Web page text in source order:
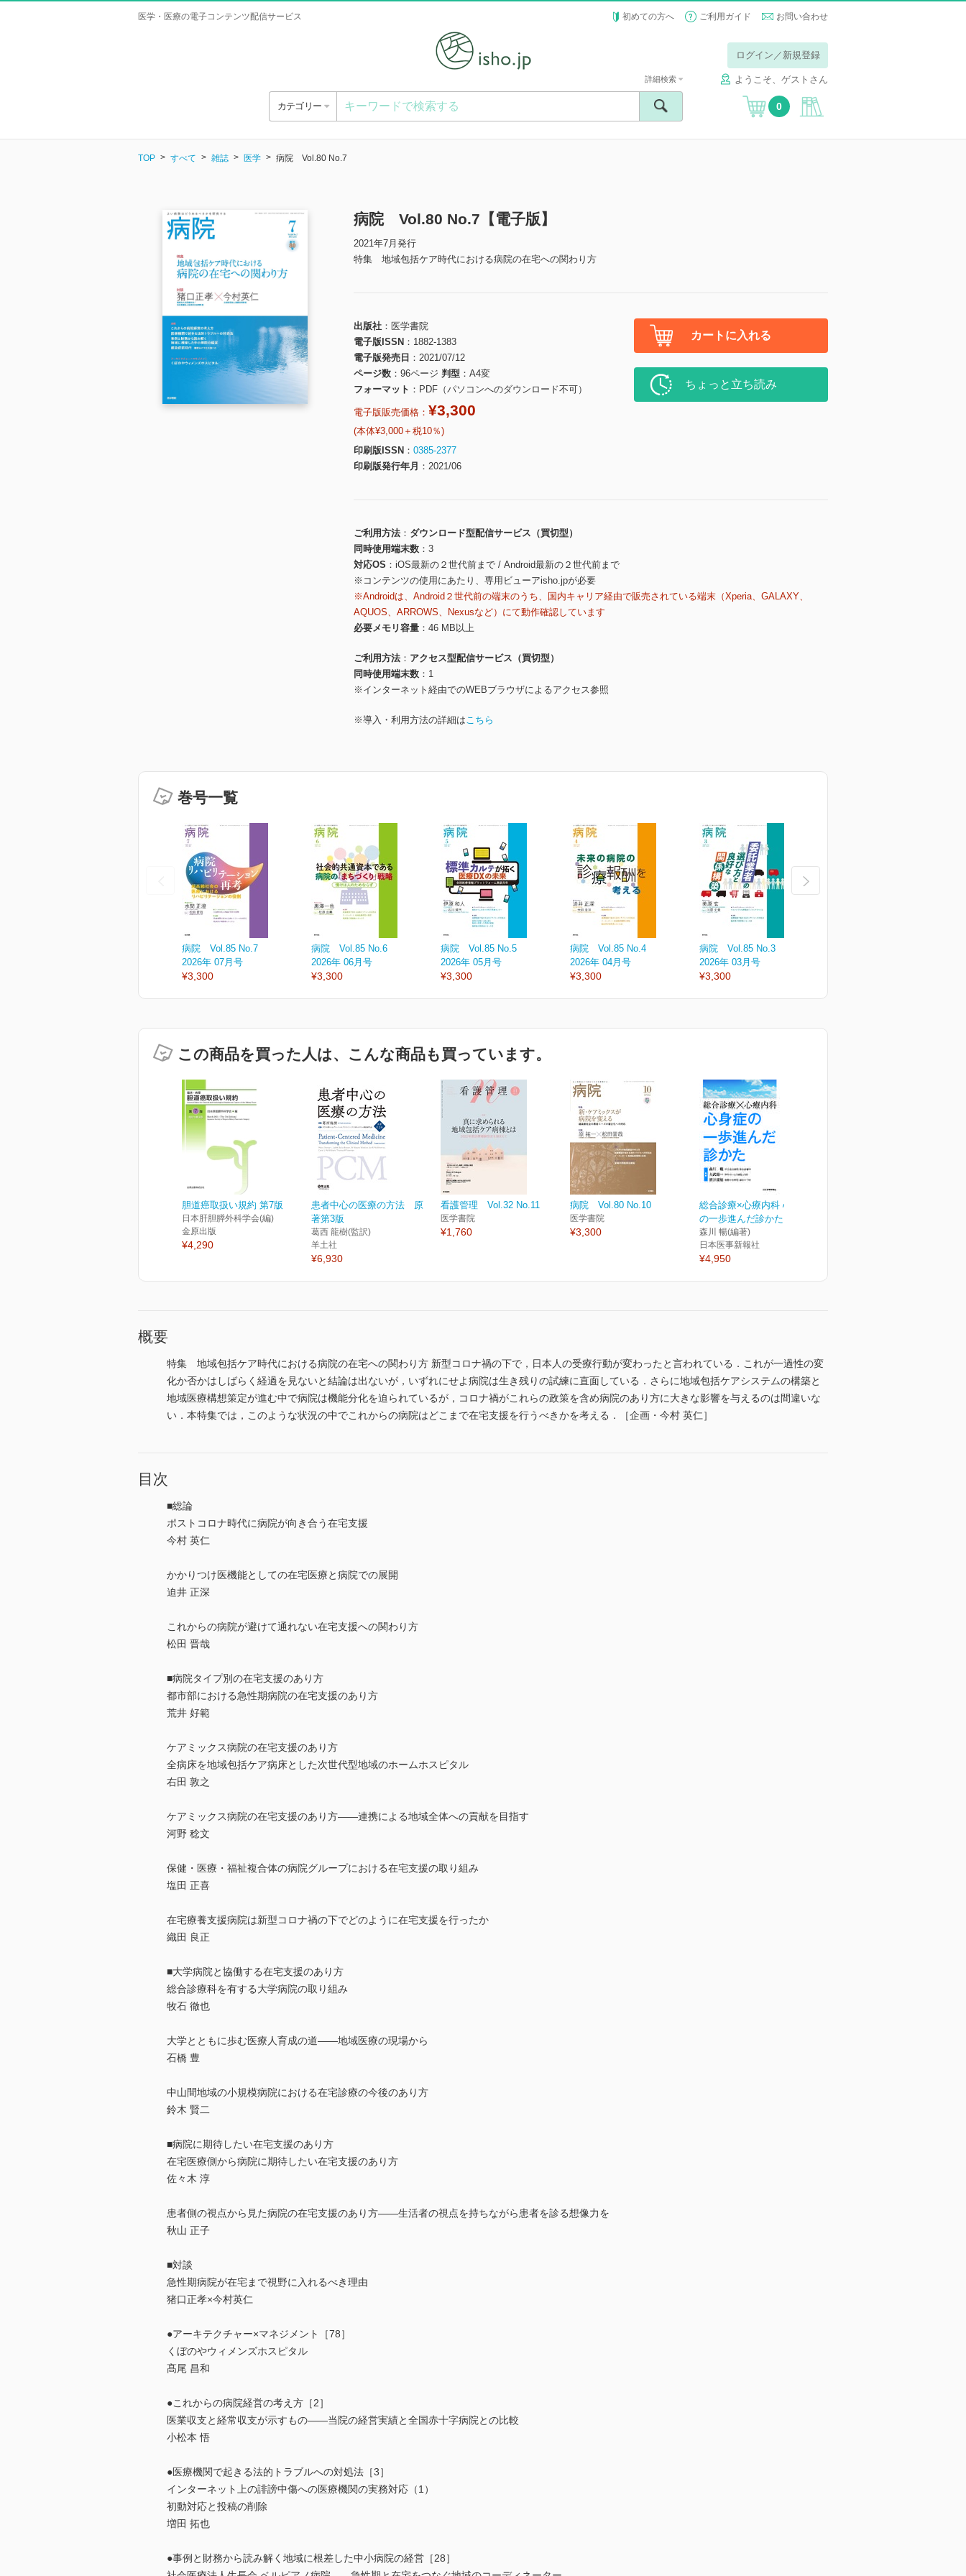
医学・医療の電子コンテンツ配信サービス 初めての方へ ご利用ガイド お問い合わせ
ログイン／新規登録
ようこそ、ゲストさん
カテゴリー
詳細検索
0
TOP すべて 雑誌 医学 病院 Vol.80 No.7
病院 Vol.80 No.7【電子版】
2021年7月発行
特集 地域包括ケア時代における病院の在宅への関わり方
出版社
医学書院
電子版ISSN
1882-1383
電子版発売日
2021/07/12
ページ数
96ページ 判型
A4変
フォーマット
PDF（パソコンへのダウンロード不可）
電子版販売価格： ¥3,300
(本体¥3,000＋税10％)
印刷版ISSN
0385-2377
印刷版発行年月
2021/06
カートに入れる
ちょっと立ち読み
ご利用方法
ダウンロード型配信サービス（買切型）
同時使用端末数
3
対応OS
iOS最新の２世代前まで / Android最新の２世代前まで
※コンテンツの使用にあたり、専用ビューアisho.jpが必要
※Androidは、Android２世代前の端末のうち、国内キャリア経由で販売されている端末（Xperia、GALAXY、
AQUOS、ARROWS、Nexusなど）にて動作確認しています
必要メモリ容量
46 MB以上
ご利用方法
アクセス型配信サービス（買切型）
同時使用端末数
1
※インターネット経由でのWEBブラウザによるアクセス参照
※導入・利用方法の詳細はこちら
巻号一覧
病院 Vol.85 No.7
2026年 07月号
¥3,300
病院 Vol.85 No.6
2026年 06月号
¥3,300
病院 Vol.85 No.5
2026年 05月号
¥3,300
病院 Vol.85 No.4
2026年 04月号
¥3,300
病院 Vol.85 No.3
2026年 03月号
¥3,300
この商品を買った人は、こんな商品も買っています。
胆道癌取扱い規約 第7版
日本肝胆膵外科学会(編)
金原出版
¥4,290
患者中心の医療の方法 原
著第3版
葛西 龍樹(監訳)
羊土社
¥6,930
看護管理 Vol.32 No.11
医学書院
¥1,760
病院 Vol.80 No.10
医学書院
¥3,300
総合診療×心療内科 心身症
の一歩進んだ診かた
森川 暢(編著)
日本医事新報社
¥4,950
概要
特集 地域包括ケア時代における病院の在宅への関わり方 新型コロナ禍の下で，日本人の受療行動が変わったと言われている．これが一過性の変
化か否かはしばらく経過を見ないと結論は出ないが，いずれにせよ病院は生き残りの試練に直面している．さらに地域包括ケアシステムの構築と
地域医療構想策定が進む中で病院は機能分化を迫られているが，コロナ禍がこれらの政策を含め病院のあり方に大きな影響を与えるのは間違いな
い．本特集では，このような状況の中でこれからの病院はどこまで在宅支援を行うべきかを考える．［企画・今村 英仁］
目次
■総論
ポストコロナ時代に病院が向き合う在宅支援
今村 英仁
かかりつけ医機能としての在宅医療と病院での展開
迫井 正深
これからの病院が避けて通れない在宅支援への関わり方
松田 晋哉
■病院タイプ別の在宅支援のあり方
都市部における急性期病院の在宅支援のあり方
荒井 好範
ケアミックス病院の在宅支援のあり方
全病床を地域包括ケア病床とした次世代型地域のホームホスピタル
右田 敦之
ケアミックス病院の在宅支援のあり方――連携による地域全体への貢献を目指す
河野 稔文
保健・医療・福祉複合体の病院グループにおける在宅支援の取り組み
塩田 正喜
在宅療養支援病院は新型コロナ禍の下でどのように在宅支援を行ったか
織田 良正
■大学病院と協働する在宅支援のあり方
総合診療科を有する大学病院の取り組み
牧石 徹也
大学とともに歩む医療人育成の道――地域医療の現場から
石橋 豊
中山間地域の小規模病院における在宅診療の今後のあり方
鈴木 賢二
■病院に期待したい在宅支援のあり方
在宅医療側から病院に期待したい在宅支援のあり方
佐々木 淳
患者側の視点から見た病院の在宅支援のあり方――生活者の視点を持ちながら患者を診る想像力を
秋山 正子
■対談
急性期病院が在宅まで視野に入れるべき理由
猪口正孝×今村英仁
●アーキテクチャー×マネジメント［78］
くぼのやウィメンズホスピタル
髙尾 昌和
●これからの病院経営の考え方［2］
医業収支と経常収支が示すもの――当院の経営実績と全国赤十字病院との比較
小松本 悟
●医療機関で起きる法的トラブルへの対処法［3］
インターネット上の誹謗中傷への医療機関の実務対応（1）
初動対応と投稿の削除
増田 拓也
●事例と財務から読み解く地域に根差した中小病院の経営［28］